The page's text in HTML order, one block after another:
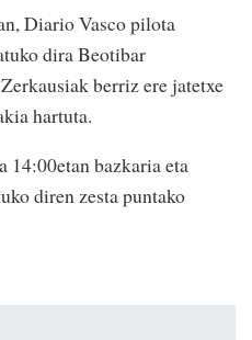
Diario Vasco pilota
dira Beotibar
berriz ere jatetxe
hartuta.
14:00etan bazkaria eta
diren zesta puntako